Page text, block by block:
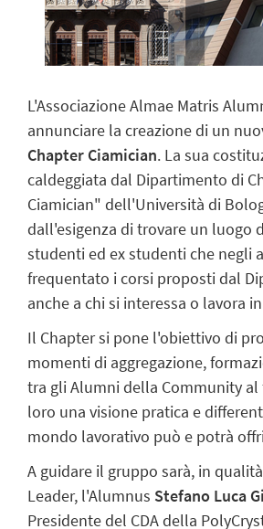
L'Associazione Almae Matris
annunciare la creazione di un
Chapter Ciamician. La sua
caldeggiata dal Dipartimento di
Ciamician" dell'Università di
dall'esigenza di trovare un luogo
studenti ed ex studenti che negli
frequentato i corsi proposti dal
anche a chi si interessa o lavora
Il Chapter si pone l'obiettivo di
momenti di aggregazione,
tra gli Alumni della Community
loro una visione pratica e
mondo lavorativo può e potrà
A guidare il gruppo sarà, in
Leader, l'Alumnus Stefano Luca
Presidente del CDA della